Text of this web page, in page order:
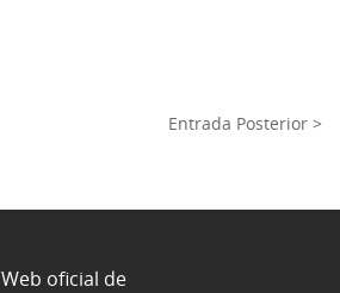
Entrada Posterior >
Web oficial de